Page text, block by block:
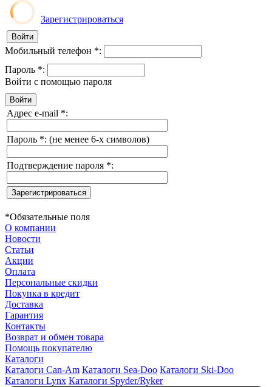
Зарегистрироваться
Мобильный телефон *:
Пароль *:
Войти с помощью пароля
Адрес e-mail *:
Пароль *: (не менее 6-х символов)
Подтверждение пароля *:
*Обязательные поля
О компании
Новости
Статьи
Акции
Оплата
Персональные скидки
Покупка в кредит
Доставка
Гарантия
Контакты
Возврат и обмен товара
Помощь покупателю
Каталоги
Каталоги Can-Am Каталоги Sea-Doo Каталоги Ski-Doo
Каталоги Lynx Каталоги Spyder/Ryker